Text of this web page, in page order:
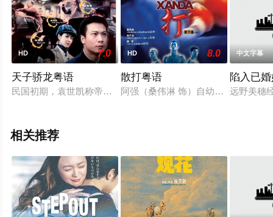
HD 7.0
天子骄龙粤语
民国初期，袁世凯称帝被推翻后，命其子袁克齐执行报复行动
HD 8.0
散打粤语
阿强（桑伟淋 饰）自幼学习中国武
中文字幕
陷入已
远野美穗
相关推荐